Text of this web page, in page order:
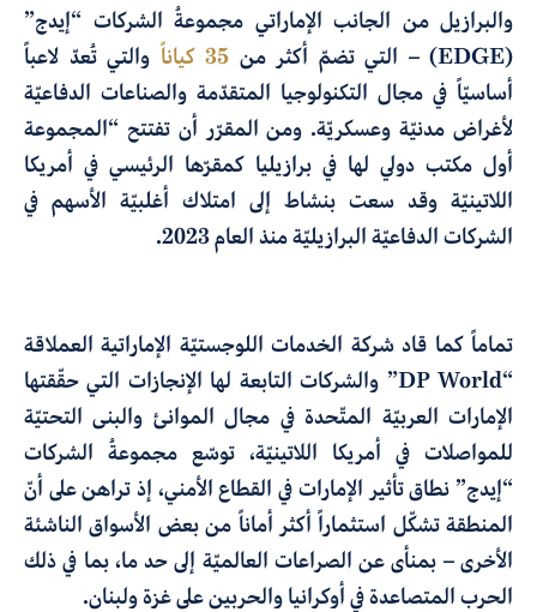
والبرازيل من الجانب الإماراتي مجموعةُ الشركات “إيدج”
(EDGE) – التي تضمّ أكثر من
35 كياناً
والتي تُعدّ لاعباً
أساسيّاً في مجال التكنولوجيا المتقدّمة والصناعات الدفاعيّة
لأغراض مدنيّة وعسكريّة. ومن المقرّر أن تفتتح “المجموعة
أول مكتب دولي لها في برازيليا كمقرّها الرئيسي في أمريكا
اللاتينيّة وقد سعت بنشاط إلى امتلاك أغلبيّة الأسهم في
الشركات الدفاعيّة البرازيليّة منذ العام 2023.
تماماً كما قاد شركة الخدمات اللوجستيّة الإماراتية العملاقة
“DP World” والشركات التابعة لها الإنجازات التي حقّقتها
الإمارات العربيّة المتّحدة في مجال الموانئ والبنى التحتيّة
للمواصلات في أمريكا اللاتينيّة، توسّع مجموعةُ الشركات
“إيدج” نطاق تأثير الإمارات في القطاع الأمني، إذ تراهن على أنّ
المنطقة تشكّل استثماراً أكثر أماناً من بعض الأسواق الناشئة
الأخرى – بمنأى عن الصراعات العالميّة إلى حد ما، بما في ذلك
الحرب المتصاعدة في أوكرانيا والحربين على غزة ولبنان.